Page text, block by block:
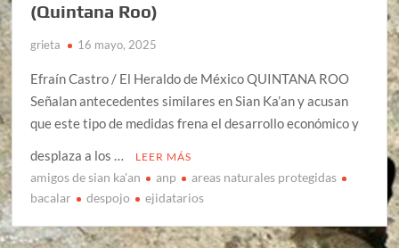
(Quintana Roo)
grieta 16 mayo, 2025
Efraín Castro / El Heraldo de México QUINTANA ROO
Señalan antecedentes similares en Sian Ka’an y acusan
que este tipo de medidas frena el desarrollo económico y
desplaza a los …
LEER MÁS
amigos de sian ka'an anp
areas naturales protegidas
bacalar
despojo ejidatarios